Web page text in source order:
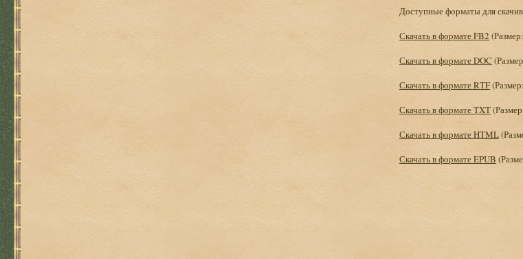
Доступные форматы для
Скачать в формате FB2
Скачать в формате DOC
Скачать в формате RTF
Скачать в формате TXT
Скачать в формате HTML
Скачать в формате EPUB